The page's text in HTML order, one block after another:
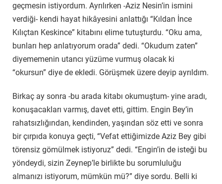
geçmesin istiyordum. Ayrılırken -Aziz Nesin’in ismini
verdiği- kendi hayat hikâyesini anlattığı “Kıldan İnce
Kılıçtan Keskince” kitabını elime tutuşturdu. “Oku ama,
bunları hep anlatıyorum orada” dedi. “Okudum zaten”
diyememenin utancı yüzüme vurmuş olacak ki
“okursun” diye de ekledi. Görüşmek üzere deyip ayrıldım.
Birkaç ay sonra -bu arada kitabı okumuştum- yine aradı,
konuşacakları varmış, davet etti, gittim. Engin Bey’in
rahatsızlığından, kendinden, yaşından söz etti ve sonra
bir çırpıda konuya geçti, “Vefat ettiğimizde Aziz Bey gibi
törensiz gömülmek istiyoruz” dedi. “Engin’in de isteği bu
yöndeydi, sizin Zeynep’le birlikte bu sorumluluğu
almanızı istiyorum, mümkün mü?” diye sordu. Belli ki